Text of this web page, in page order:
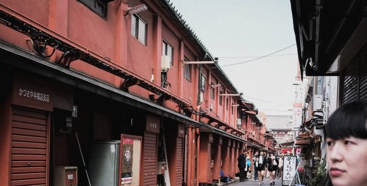
X-T20
1/420
18 mm
400
12 mars 2019
18 juillet 2019